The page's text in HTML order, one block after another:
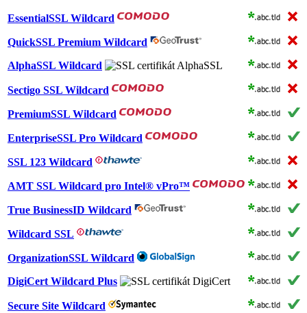
EssentialSSL Wildcard
QuickSSL Premium Wildcard
AlphaSSL Wildcard
Sectigo SSL Wildcard
PremiumSSL Wildcard
EnterpriseSSL Pro Wildcard
SSL 123 Wildcard
AMT SSL Wildcard pro Intel® vPro™
True BusinessID Wildcard
Wildcard SSL
OrganizationSSL Wildcard
DigiCert Wildcard Plus
Secure Site Wildcard